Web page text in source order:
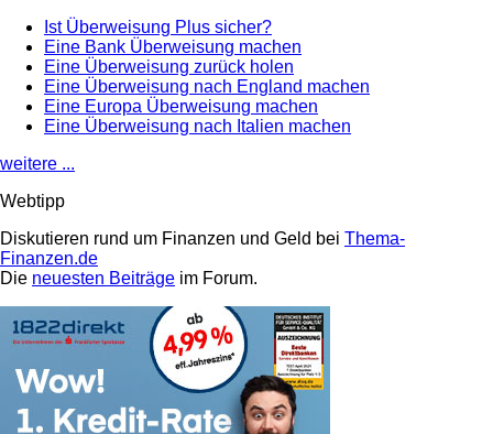
Ist Überweisung Plus sicher?
Eine Bank Überweisung machen
Eine Überweisung zurück holen
Eine Überweisung nach England machen
Eine Europa Überweisung machen
Eine Überweisung nach Italien machen
weitere ...
Webtipp
Diskutieren rund um Finanzen und Geld bei Thema-
Finanzen.de
Die neuesten Beiträge im Forum.